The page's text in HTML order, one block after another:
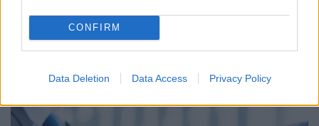
CONFIRM
Data Deletion Data Access Privacy Policy